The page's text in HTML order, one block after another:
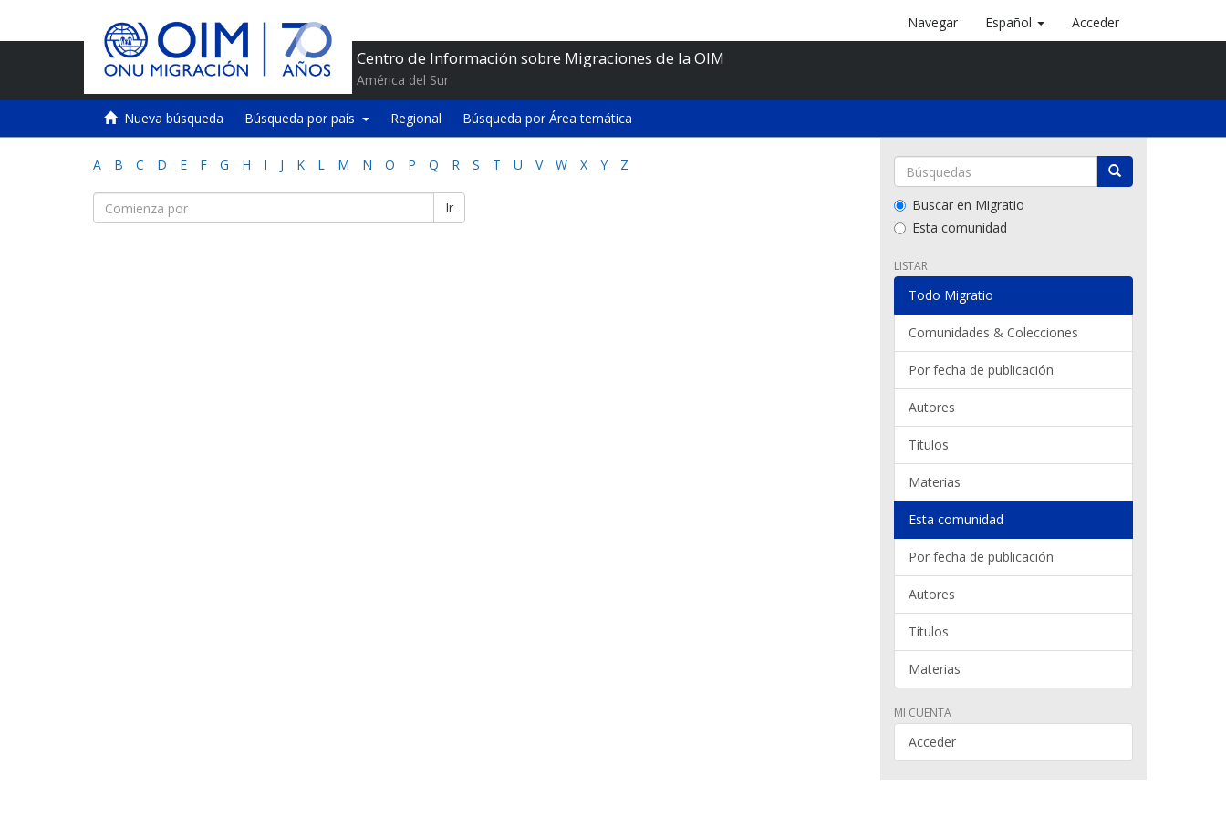
Centro de Información sobre Migraciones de la OIM
América del Sur
Navegar Español Acceder
Nueva búsqueda Búsqueda por país Regional Búsqueda por Área temática
A B C D E F G H I J K L M N O P Q R S T U V W X Y Z
Ir
Buscar en Migratio
Esta comunidad
LISTAR
Todo Migratio
Comunidades & Colecciones
Por fecha de publicación
Autores
Títulos
Materias
Esta comunidad
Por fecha de publicación
Autores
Títulos
Materias
MI CUENTA
Acceder